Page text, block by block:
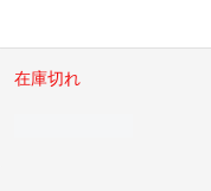
在庫切れ